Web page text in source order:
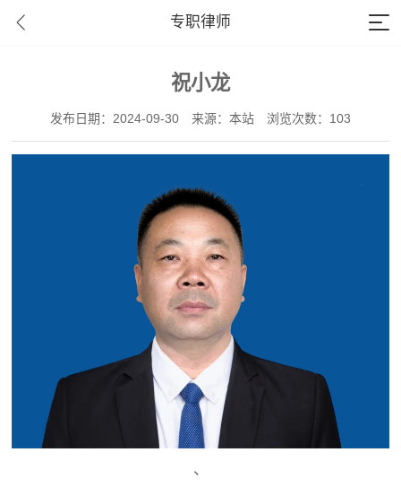
专职律师
祝小龙
发布日期：2024-09-30 来源：本站 浏览次数：103
、